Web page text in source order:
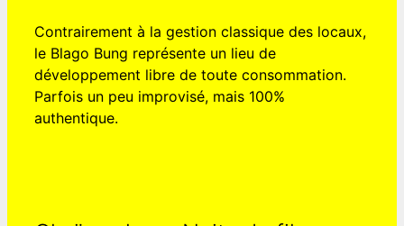
Contrairement à la gestion classique des locaux,
le Blago Bung représente un lieu de
développement libre de toute consommation.
Parfois un peu improvisé, mais 100%
authentique.